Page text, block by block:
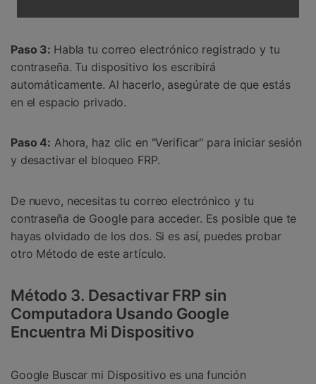
Paso 3: Habla tu correo electrónico registrado y tu
contraseña. Tu dispositivo los escribirá
automáticamente. Al hacerlo, asegúrate de que estás
en el espacio privado.
Paso 4: Ahora, haz clic en "Verificar" para iniciar sesión
y desactivar el bloqueo FRP.
De nuevo, necesitas tu correo electrónico y tu
contraseña de Google para acceder. Es posible que te
hayas olvidado de los dos. Si es así, puedes probar
otro Método de este artículo.
Método 3. Desactivar FRP sin
Computadora Usando Google
Encuentra Mi Dispositivo
Google Buscar mi Dispositivo es una función